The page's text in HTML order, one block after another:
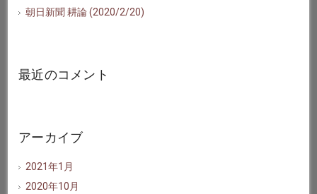
朝日新聞 耕論 (2020/2/20)
最近のコメント
アーカイブ
2021年1月
2020年10月